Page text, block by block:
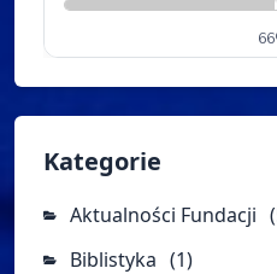
Kategorie
Aktualności Fundacji
Biblistyka (1)